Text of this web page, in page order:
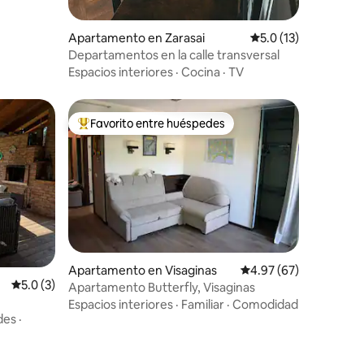
Apartamento en Zarasai Calificación
5.0 (13)
Departamentos en la calle transversal
Espacios interiores · Cocina · TV
Calificación promedio: 5.0 de 5, 3 reseñas
5.0 (3)
·
Favorito entre huéspedes preferido
Favorito entre huéspedes
Apartamento en Visaginas Calificación
4.97 (67)
Apartamento Butterfly, Visaginas
Espacios interiores · Familiar · Comodidad